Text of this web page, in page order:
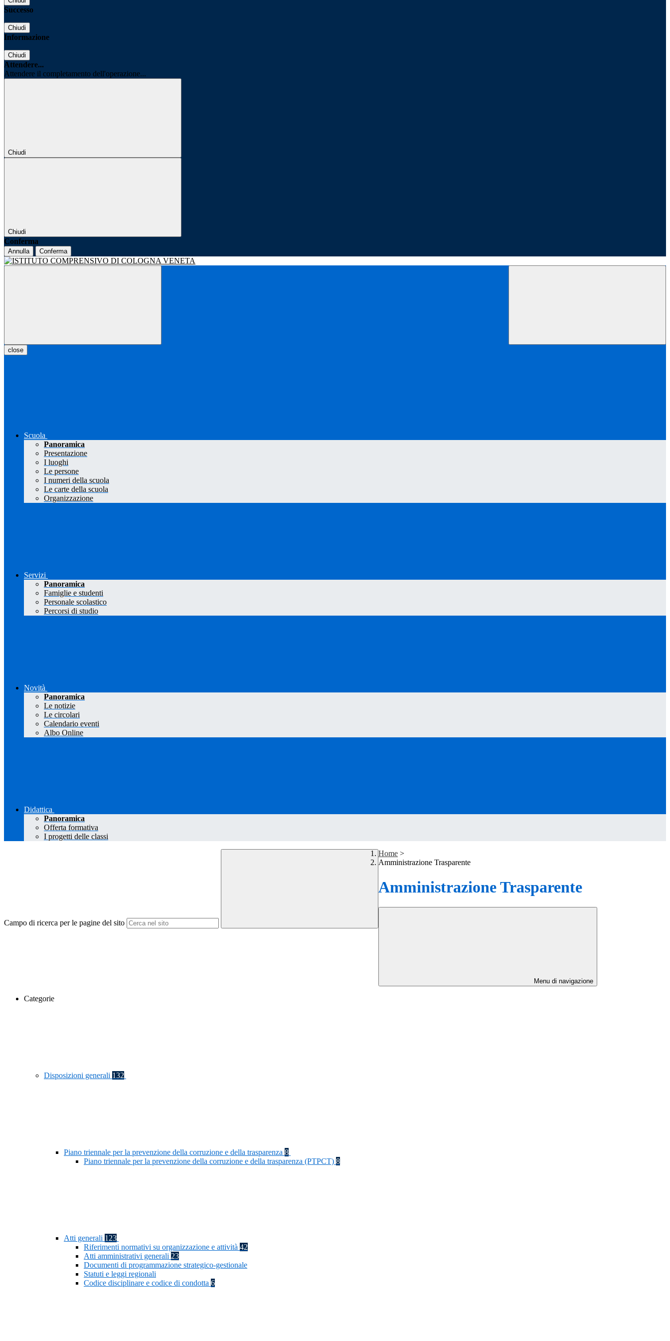
Successo
Chiudi
Informazione
Chiudi
Attendere...
Attendere il completamento dell'operazione...
Chiudi
Chiudi
Conferma
Annulla Conferma
close
Scuola
Panoramica
Presentazione
I luoghi
Le persone
I numeri della scuola
Le carte della scuola
Organizzazione
Servizi
Panoramica
Famiglie e studenti
Personale scolastico
Percorsi di studio
Novità
Panoramica
Le notizie
Le circolari
Calendario eventi
Albo Online
Didattica
Panoramica
Offerta formativa
I progetti delle classi
Campo di ricerca per le pagine del sito
Home >
Amministrazione Trasparente
Amministrazione Trasparente
Menu di navigazione
Categorie
Disposizioni generali 132
Piano triennale per la prevenzione della corruzione e della trasparenza 8
Piano triennale per la prevenzione della corruzione e della trasparenza (PTPCT) 8
Atti generali 123
Riferimenti normativi su organizzazione e attività 42
Atti amministrativi generali 23
Documenti di programmazione strategico-gestionale
Statuti e leggi regionali
Codice disciplinare e codice di condotta 6